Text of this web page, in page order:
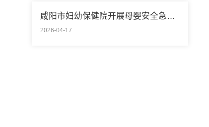
咸阳市妇幼保健院开展母婴安全急救演练…
2026-04-17